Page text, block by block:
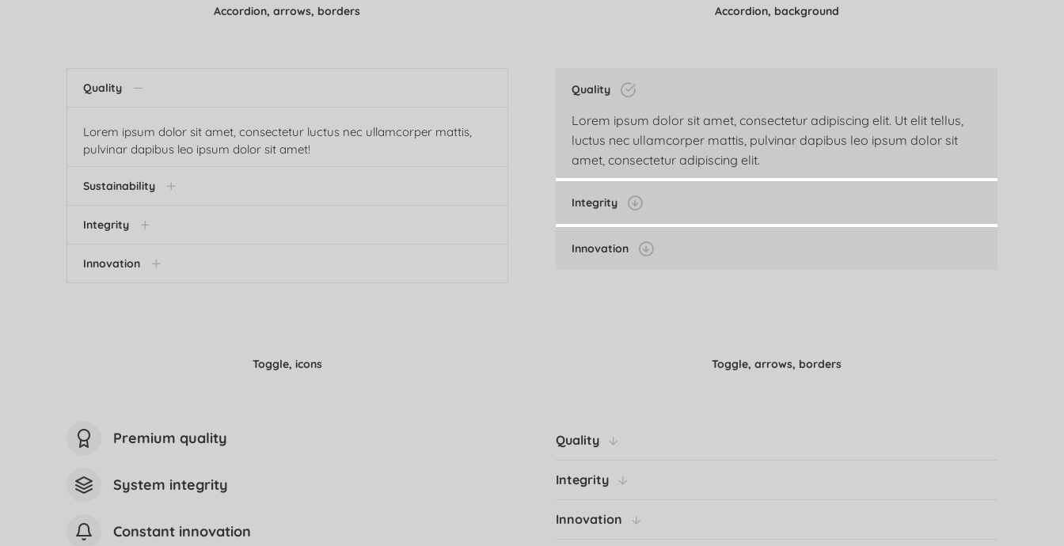
Accordion, arrows, borders
Quality
Lorem ipsum dolor sit amet, consectetur luctus nec ullamcorper mattis,
pulvinar dapibus leo ipsum dolor sit amet!
Sustainability
Integrity
Innovation
Accordion, background
Quality
Lorem ipsum dolor sit amet, consectetur adipiscing elit. Ut elit tellus,
luctus nec ullamcorper mattis, pulvinar dapibus leo ipsum dolor sit
amet, consectetur adipiscing elit.
Integrity
Innovation
Toggle, icons
Premium quality
System integrity
Constant innovation
Toggle, arrows, borders
Quality
Integrity
Innovation